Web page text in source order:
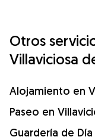
Otros
Villaviciosa
Alojamiento en
Paseo en
Guardería de